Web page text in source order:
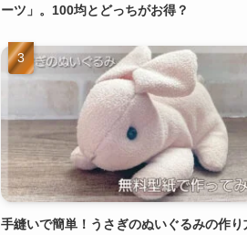
ーツ」。100均とどっちがお得？
手縫いで簡単！うさぎのぬいぐるみの作り